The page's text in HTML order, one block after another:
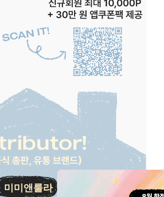
미미앤룰라